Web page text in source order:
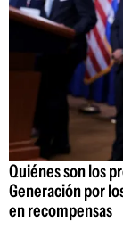
Quiénes son los
Generación por
en recompensas